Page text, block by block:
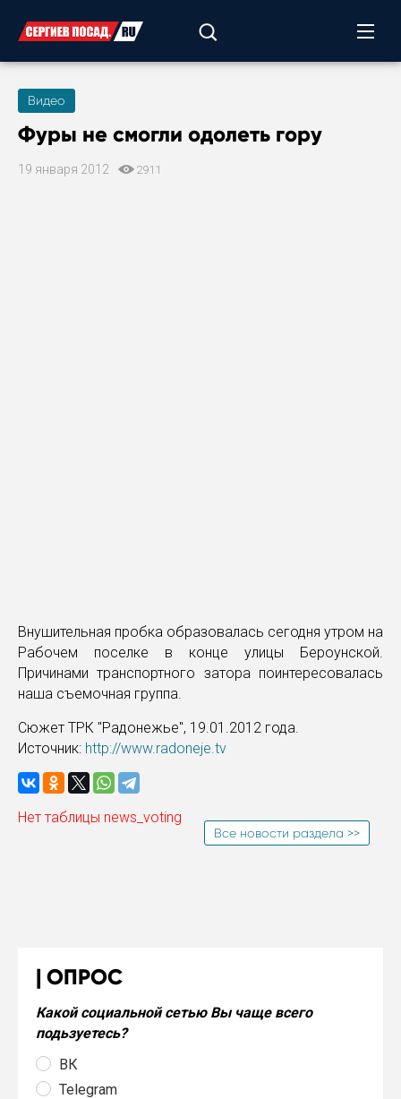
Видео
Фуры не смогли одолеть гору
19 января 2012 2911
Внушительная пробка образовалась сегодня утром на
Рабочем поселке в конце улицы Бероунской.
Причинами транспортного затора поинтересовалась
наша съемочная группа.
Сюжет ТРК "Радонежье", 19.01.2012 года.
Источник: http://www.radoneje.tv
Нет таблицы news_voting
Все новости раздела >>
ОПРОС
Какой социальной сетью Вы чаще всего
подьзуетесь?
ВК
Telegram